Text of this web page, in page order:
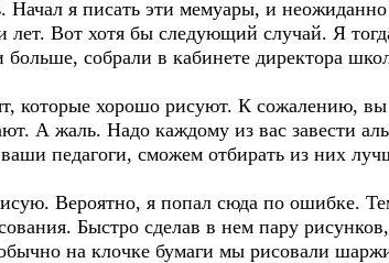
Начал я писать эти мемуары, и
лет. Вот хотя бы следующий случай. Я
больше, собрали в кабинете директора
которые хорошо рисуют. К сожалению, вы
А жаль. Надо каждому из вас завести
педагоги, сможем отбирать из них
Вероятно, я попал сюда по ошибке.
Быстро сделав в нем пару
на клочке бумаги мы рисовали